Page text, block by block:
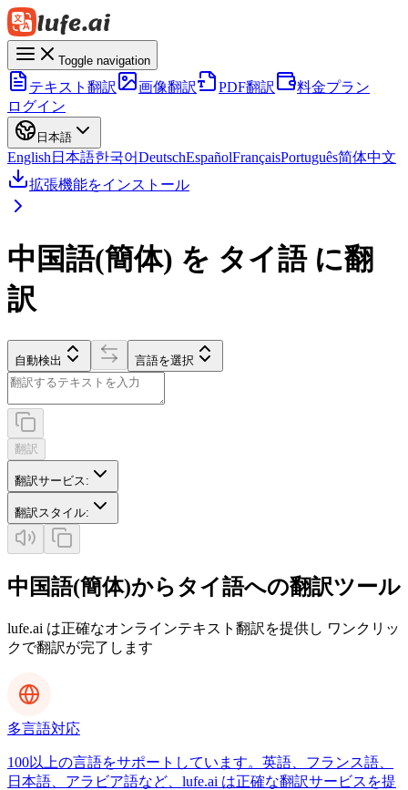
Toggle navigation
テキスト翻訳 画像翻訳 PDF翻訳
料金プラン
ログイン
日本語
English 日本語한국어DeutschEspañolFrançaisPortuguês简体中文
拡張機能をインストール
中国語(簡体) を タイ語 に翻
訳
自動検出 言語を選択
翻訳
翻訳サービス :
翻訳スタイル:
中国語(簡体)からタイ語への翻訳ツール
lufe.ai は正確なオンラインテキスト翻訳を提供し ワンクリッ
クで翻訳が完了します
多言語対応
100以上の言語をサポートしています。英語、フランス語、
日本語、アラビア語など、lufe.ai は正確な翻訳サービスを提